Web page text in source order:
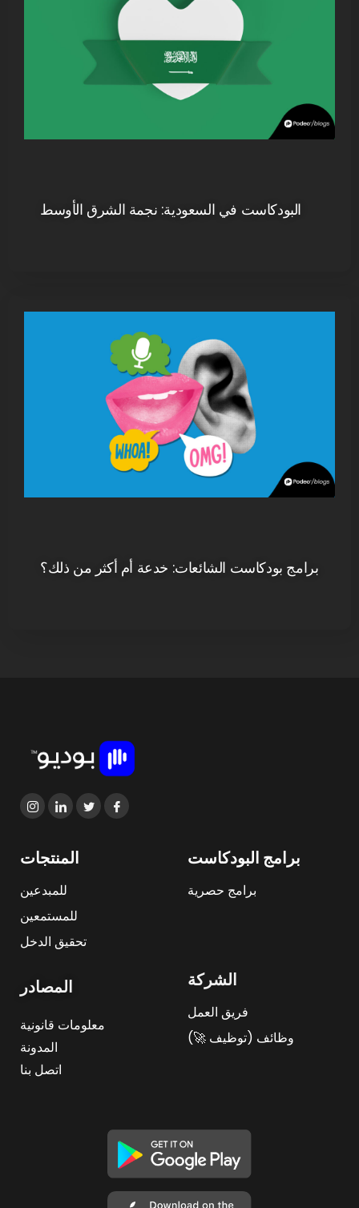
البودكاست في السعودية: نجمة الشرق الأوسط
برامج بودكاست الشائعات: خدعة أم أكثر من ذلك؟
المنتجات
للمبدعين
للمستمعين
تحقيق الدخل
برامج البودكاست
برامج حصرية
المصادر
معلومات قانونية
المدونة
اتصل بنا
الشركة
فريق العمل
وظائف (توظيف 🚀)